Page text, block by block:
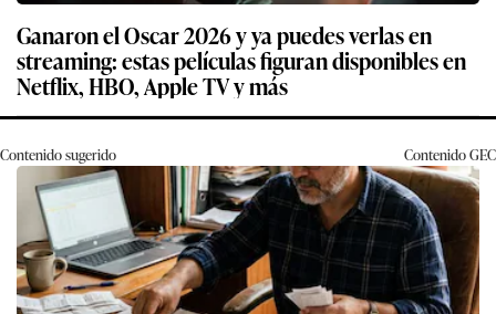
Ganaron el Oscar 2026 y ya puedes verlas en
streaming: estas películas figuran disponibles en
Netflix, HBO, Apple TV y más
Contenido sugerido ContenidoGEC